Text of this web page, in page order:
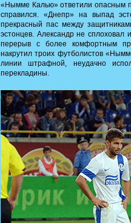
«Нымме Калью» ответили опасным
справился. «Днепр» на выпад
прекрасный пас между
эстонцев. Александр не
перерыв с более комфортным
накрутил троих футболистов
линии штрафной, неудачно
перекладины.